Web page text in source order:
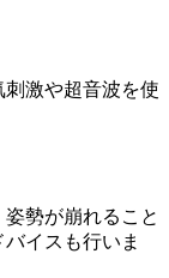
激や超音波を使
勢が崩れること
イスも行いま